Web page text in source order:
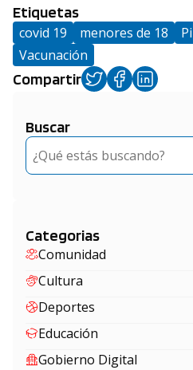
Etiquetas
covid 19 menores de 18
Vacunación
Compartir
Buscar
Buscar
Categorias
Comunidad
Cultura
Deportes
Educación
Gobierno Digital